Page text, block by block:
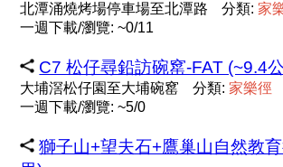
北潭涌燒烤場停車場至北潭路 分類:家
一週下載/瀏覽: ~0/11
C7 松仔尋鉛訪碗窰-FAT (~9.4
大埔滘松仔園至大埔碗窰 分類:家樂徑
一週下載/瀏覽: ~5/0
獅子山+望夫石+鷹巢山自然教